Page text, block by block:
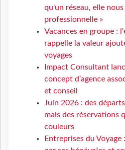
qu'un réseau, elle
professionnelle »
Vacances en groupe :
rappelle la valeur
voyages
Impact Consultant
concept d’agence
et conseil
Juin 2026 : des
mais des réservations
couleurs
Entreprises du